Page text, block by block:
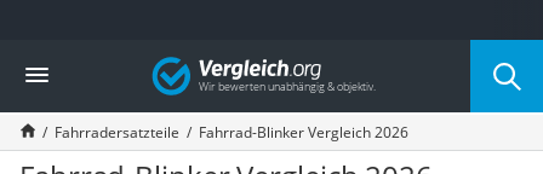
Die beliebtesten Vergleiche nach Kategorie
Freizeit & Sport
Gartentrampolin
Trampolin
Metalldetektor
Vergleich
Fahrradersatzteile Fahrrad-Blinker Vergleich 2026